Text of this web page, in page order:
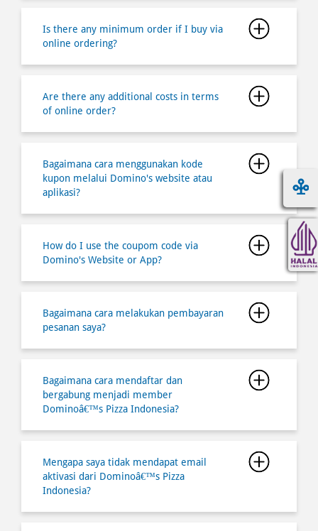
of online order?
kupon melalui Domino's website atau
aplikasi?
How do I use the coupom code via
Domino's Website or App?
pesanan saya?
bergabung menjadi member
Dominoâ€™s Pizza Indonesia?
Mengapa saya tidak mendapat email
aktivasi dari Dominoâ€™s Pizza
Indonesia?
Bagaimana jika saya lupa dengan
password atau kata sandi saya?